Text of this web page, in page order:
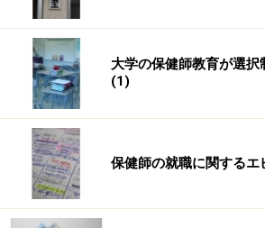
大学の保健師教育が選
(1)
保健師の就職に関するエ